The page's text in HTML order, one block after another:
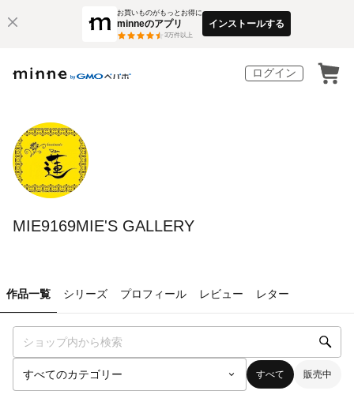
お買いものがもっとお得に
minneのアプリ
3万件以上
インストールする
ログイン
MIE9169MIE'S GALLERY
作品一覧 シリーズ プロフィール レビュー レター
すべて 販売中